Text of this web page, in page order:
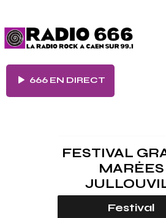
666 EN DIRECT
FESTIVAL
MARÉES
Festival